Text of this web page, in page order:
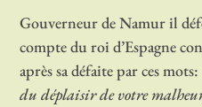
Gouverneur de Namur il
compte du roi d’Espagne
après sa défaite par ces
du déplaisir de votre